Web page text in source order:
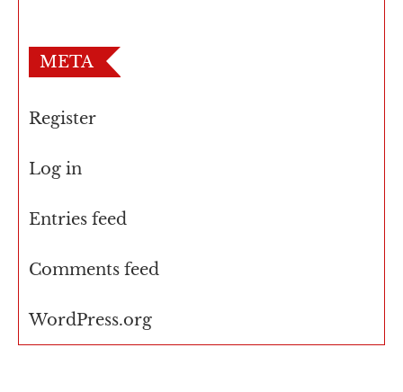
META
Register
Log in
Entries feed
Comments feed
WordPress.org